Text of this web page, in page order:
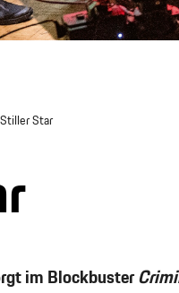
Stiller Star
im Blockbuster